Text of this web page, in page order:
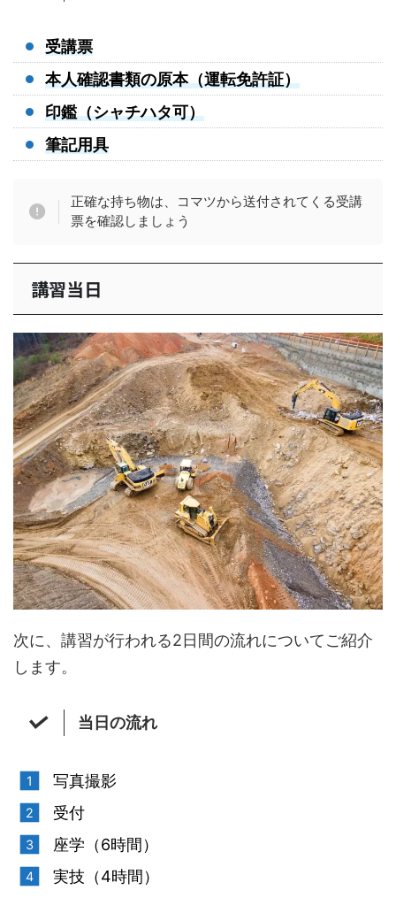
受講票
本人確認書類の原本（運転免許証）
印鑑（シャチハタ可）
筆記用具
正確な持ち物は、コマツから送付されてくる受講
票を確認しましょう
講習当日
次に、講習が行われる2日間の流れについてご紹介
します。
当日の流れ
写真撮影
受付
座学（6時間）
実技（4時間）